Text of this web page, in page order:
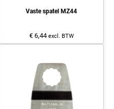
Vaste spatel MZ44
€ 6,44 excl. BTW